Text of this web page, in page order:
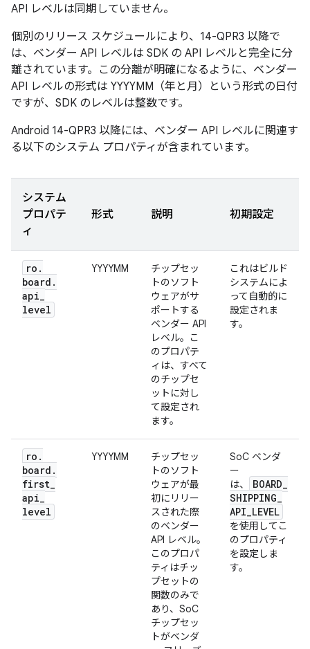
API レベルは同期していません。
個別のリリース スケジュールにより、14-QPR3 以降で
は、ベンダー API レベルは SDK の API レベルと完全に分
離されています。この分離が明確になるように、ベンダー
API レベルの形式は YYYYMM（年と月）という形式の日付
ですが、SDK のレベルは整数です。
Android 14-QPR3 以降には、ベンダー API レベルに関連す
る以下のシステム プロパティが含まれています。
システム
プロパテ
ィ
形式 説明 初期設定
ro .
board .
api_
level
YYYYMM
チップセッ
トのソフト
ウェアがサ
ポートする
ベンダー API
レベル。こ
のプロパテ
ィは、すべて
のチップセ
ットに対し
て設定され
ます。
これはビルド
システムによ
って自動的に
設定されま
す。
ro .
board .
first_
api_
level
YYYYMM
チップセッ
トのソフト
ウェアが最
初にリリー
スされた際
のベンダー
API レベル。
このプロパ
ティはチッ
プセットの
関数のみで
あり、SoC
チップセッ
トがベンダ
SoC ベンダ
ー
は、
BOARD_
SHIPPING_
API_LEVEL
を使用してこ
のプロパティ
を設定しま
す。